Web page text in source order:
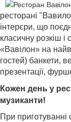
ресторані
інтерєри, що
класичну розкіш і
«Вавілон» на
гостей) банкети,
презентації,
Кожен день у
музиканти!
При приготуванні